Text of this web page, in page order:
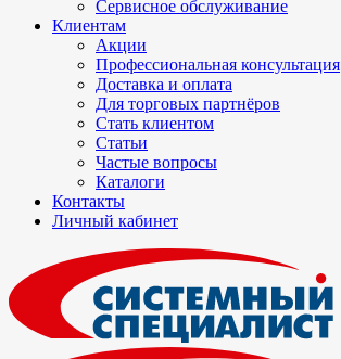
Сервисное обслуживание
Клиентам
Акции
Профессиональная консультация
Доставка и оплата
Для торговых партнёров
Стать клиентом
Статьи
Частые вопросы
Каталоги
Контакты
Личный кабинет